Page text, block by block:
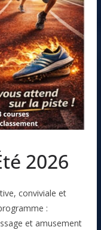
2026
conviviale et
:
et amusement